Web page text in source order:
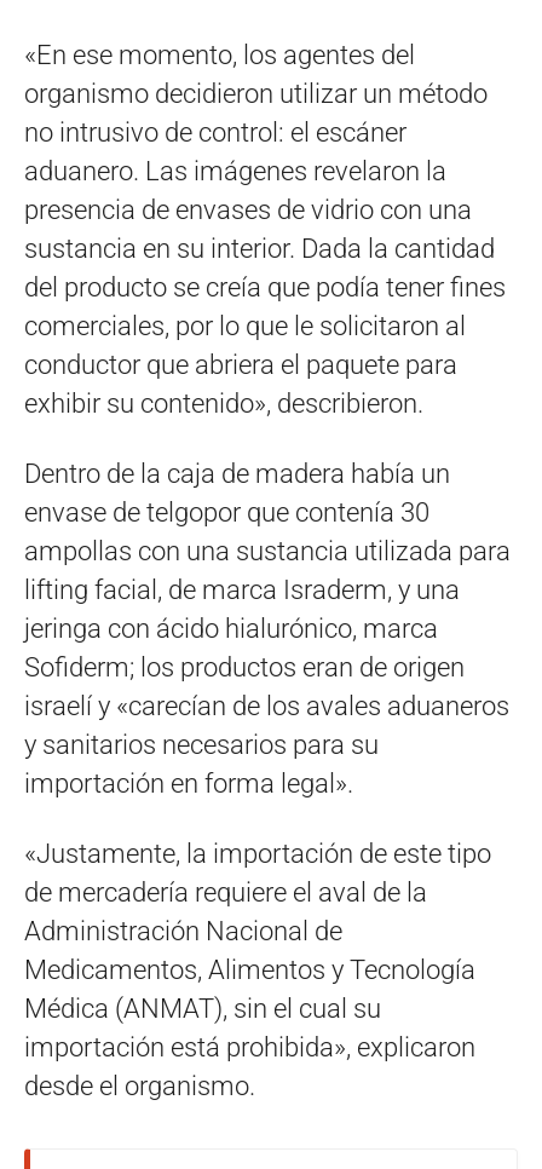
«En ese momento, los agentes del
organismo decidieron utilizar un método
no intrusivo de control: el escáner
aduanero. Las imágenes revelaron la
presencia de envases de vidrio con una
sustancia en su interior. Dada la cantidad
del producto se creía que podía tener fines
comerciales, por lo que le solicitaron al
conductor que abriera el paquete para
exhibir su contenido», describieron.
Dentro de la caja de madera había un
envase de telgopor que contenía 30
ampollas con una sustancia utilizada para
lifting facial, de marca Israderm, y una
jeringa con ácido hialurónico, marca
Sofiderm; los productos eran de origen
israelí y «carecían de los avales aduaneros
y sanitarios necesarios para su
importación en forma legal».
«Justamente, la importación de este tipo
de mercadería requiere el aval de la
Administración Nacional de
Medicamentos, Alimentos y Tecnología
Médica (ANMAT), sin el cual su
importación está prohibida», explicaron
desde el organismo.